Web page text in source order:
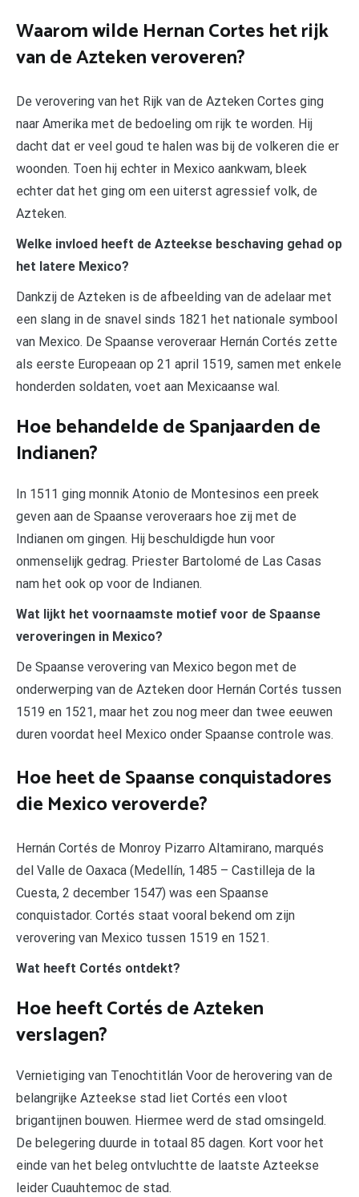
Waarom wilde Hernan Cortes het rijk
van de Azteken veroveren?
De verovering van het Rijk van de Azteken Cortes ging
naar Amerika met de bedoeling om rijk te worden. Hij
dacht dat er veel goud te halen was bij de volkeren die er
woonden. Toen hij echter in Mexico aankwam, bleek
echter dat het ging om een uiterst agressief volk, de
Azteken.
Welke invloed heeft de Azteekse beschaving gehad op
het latere Mexico?
Dankzij de Azteken is de afbeelding van de adelaar met
een slang in de snavel sinds 1821 het nationale symbool
van Mexico. De Spaanse veroveraar Hernán Cortés zette
als eerste Europeaan op 21 april 1519, samen met enkele
honderden soldaten, voet aan Mexicaanse wal.
Hoe behandelde de Spanjaarden de
Indianen?
In 1511 ging monnik Atonio de Montesinos een preek
geven aan de Spaanse veroveraars hoe zij met de
Indianen om gingen. Hij beschuldigde hun voor
onmenselijk gedrag. Priester Bartolomé de Las Casas
nam het ook op voor de Indianen.
Wat lijkt het voornaamste motief voor de Spaanse
veroveringen in Mexico?
De Spaanse verovering van Mexico begon met de
onderwerping van de Azteken door Hernán Cortés tussen
1519 en 1521, maar het zou nog meer dan twee eeuwen
duren voordat heel Mexico onder Spaanse controle was.
Hoe heet de Spaanse conquistadores
die Mexico veroverde?
Hernán Cortés de Monroy Pizarro Altamirano, marqués
del Valle de Oaxaca (Medellín, 1485 – Castilleja de la
Cuesta, 2 december 1547) was een Spaanse
conquistador. Cortés staat vooral bekend om zijn
verovering van Mexico tussen 1519 en 1521.
Wat heeft Cortés ontdekt?
Hoe heeft Cortés de Azteken
verslagen?
Vernietiging van Tenochtitlán Voor de herovering van de
belangrijke Azteekse stad liet Cortés een vloot
brigantijnen bouwen. Hiermee werd de stad omsingeld.
De belegering duurde in totaal 85 dagen. Kort voor het
einde van het beleg ontvluchtte de laatste Azteekse
leider Cuauhtemoc de stad.